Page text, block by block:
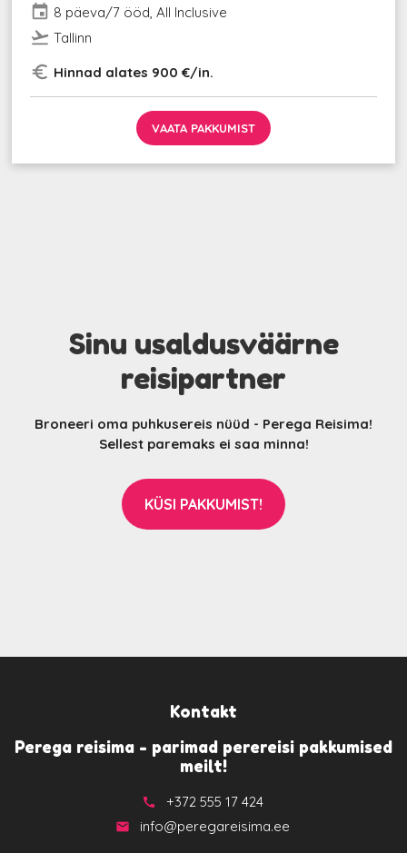
event 8 päeva/7 ööd, All Inclusive
flight_takeoff Tallinn
euro_symbol Hinnad alates 900 €/in.
VAATA PAKKUMIST
Sinu usaldusväärne
reisipartner
Broneeri oma puhkusereis nüüd - Perega Reisima!
Sellest paremaks ei saa minna!
KÜSI PAKKUMIST!
Kontakt
Perega reisima - parimad perereisi pakkumised
meilt!
call +372 555 17 424
email info@peregareisima.ee